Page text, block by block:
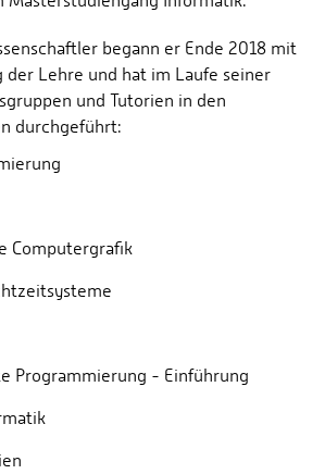
begann er Ende 2018 mit
Lehre und hat im Laufe seiner
und Tutorien in den
durchgeführt:
Computergrafik
Programmierung - Einführung